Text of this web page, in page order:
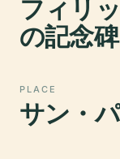
フィリ
の記念碑
PLACE
サン・